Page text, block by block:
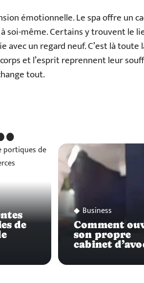
émotionnelle. Le spa offre un
soi-même. Certains y trouvent le
un regard neuf. C’est là toute
et l’esprit reprennent leur
tout.
de
Business
Comment
son propre
cabinet